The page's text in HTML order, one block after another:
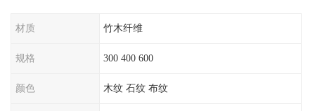
材质 竹木纤维
规格 300 400 600
颜色 木纹 石纹 布纹